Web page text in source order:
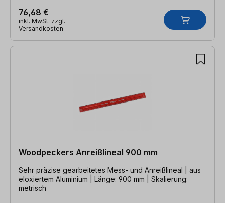
76,68 €
inkl. MwSt. zzgl.
Versandkosten
Woodpeckers Anreißlineal 900 mm
Sehr präzise gearbeitetes Mess- und Anreißlineal | aus
eloxiertem Aluminium | Länge: 900 mm | Skalierung:
metrisch